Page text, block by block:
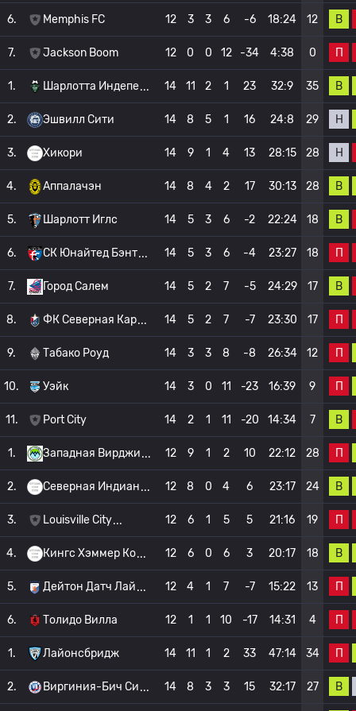
6. Memphis FC 12 3 3 6 -6 18:24 12 В
7. Jackson Boom 12 0 0 12 -34 4:38 0 П
1. Шарлотта Индепе 14 11 2 1 23 32:9 35 В
2. Эшвилл Сити 14 8 5 1 16 24:8 29 Н
3. Хикори 14 9 1 4 13 28:15 28 Н
4. Аппалачэн 14 8 4 2 17 30:13 28 В
5. Шарлотт Иглс 14 5 3 6 -2 22:24 18 В
6. СК Юнайтед Бэнт 14 5 3 6 -4 23:27 18 П
7. Город Салем 14 5 2 7 -5 24:29 17 В
8. ФК Северная Кар 14 5 2 7 -7 23:30 17 П
9. Табако Роуд 14 3 3 8 -8 26:34 12 П
10. Уэйк 14 3 0 11 -23 16:39 9 П
11. Port City 14 2 1 11 -20 14:34 7 В
1. Западная Вирджи 12 9 1 2 10 22:12 28 П
2. Северная Индиан 12 8 0 4 6 23:17 24 В
3. Louisville City 12 6 1 5 5 21:16 19 П
4. Кингс Хэммер Ко 12 6 0 6 3 20:17 18 В
5. Дейтон Датч Лай 12 4 1 7 -7 15:22 13 П
6. Толидо Вилла 12 1 1 10 -17 14:31 4 П
1. Лайонсбридж 14 11 1 2 33 47:14 34 П
2. Виргиния-Бич Си 14 8 3 3 15 32:17 27 В